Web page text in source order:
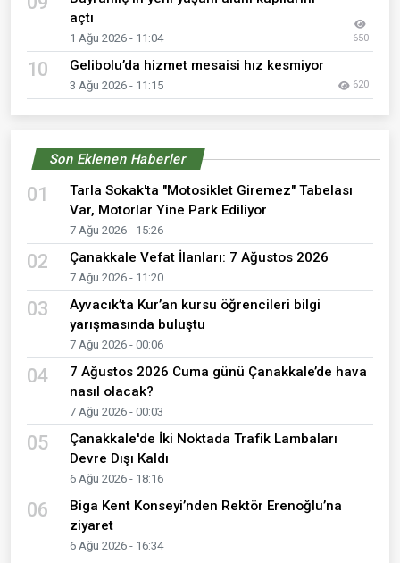
açtı
1 Ağu 2026 - 11:04 650
10 Gelibolu’da hizmet mesaisi hız kesmiyor
3 Ağu 2026 - 11:15 620
Son Eklenen Haberler
01
Tarla Sokak'ta "Motosiklet Giremez" Tabelası
Var, Motorlar Yine Park Ediliyor
7 Ağu 2026 - 15:26
02 Çanakkale Vefat İlanları: 7 Ağustos 2026
7 Ağu 2026 - 11:20
03
Ayvacık’ta Kur’an kursu öğrencileri bilgi
yarışmasında buluştu
7 Ağu 2026 - 00:06
04
7 Ağustos 2026 Cuma günü Çanakkale’de hava
nasıl olacak?
7 Ağu 2026 - 00:03
05
Çanakkale'de İki Noktada Trafik Lambaları
Devre Dışı Kaldı
6 Ağu 2026 - 18:16
06
Biga Kent Konseyi’nden Rektör Erenoğlu’na
ziyaret
6 Ağu 2026 - 16:34